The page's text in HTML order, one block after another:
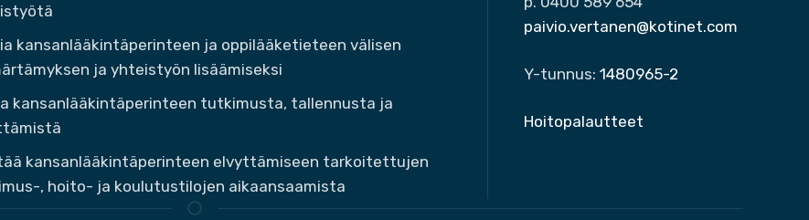
kansanlääkintäperinteen ja oppilääketieteen välisen
ja yhteistyön lisäämiseksi
kansanlääkintäperinteen tutkimusta, tallennusta ja
kansanlääkintäperinteen elvyttämiseen tarkoitettujen
, hoito- ja koulutustilojen aikaansaamista
paivio.vertanen@kotinet.com
Y-tunnus: 1480965-2
Hoitopalautteet